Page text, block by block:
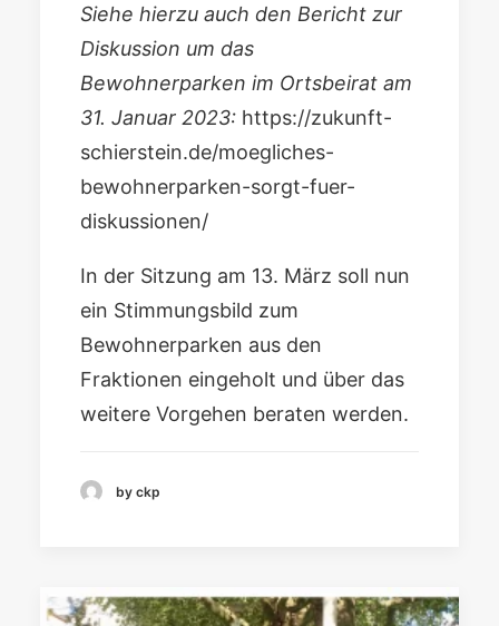
Siehe hierzu auch den Bericht zur
Diskussion um das
Bewohnerparken im Ortsbeirat am
31. Januar 2023: https://zukunft-
schierstein.de/moegliches-
bewohnerparken-sorgt-fuer-
diskussionen/
In der Sitzung am 13. März soll nun
ein Stimmungsbild zum
Bewohnerparken aus den
Fraktionen eingeholt und über das
weitere Vorgehen beraten werden.
by ckp